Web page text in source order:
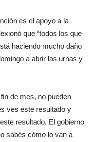
es el apoyo a la
que “todos los que
haciendo mucho daño
a abrir las urnas y
de mes, no pueden
ves este resultado y
resultado. El gobierno
sabés cómo lo van a